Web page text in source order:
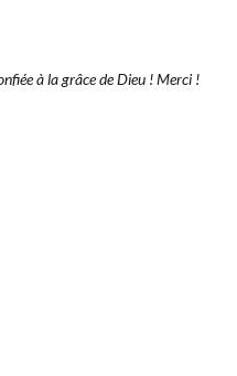
à la grâce de Dieu ! Merci !